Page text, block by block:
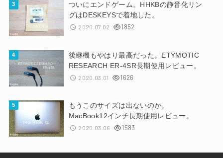
ついにエンドゲーム。HHKBの静音化リン
グはDESKEYSで着地した。
2020.07.02 1852
後継機もやはり最高だった。ETYMOTIC
RESEARCH ER-4SR長期使用レビュー。
2020.03.01 1626
もうこのサイズは出ないのか。
MacBook12インチ長期使用レビュー。
2020.03.06 1583